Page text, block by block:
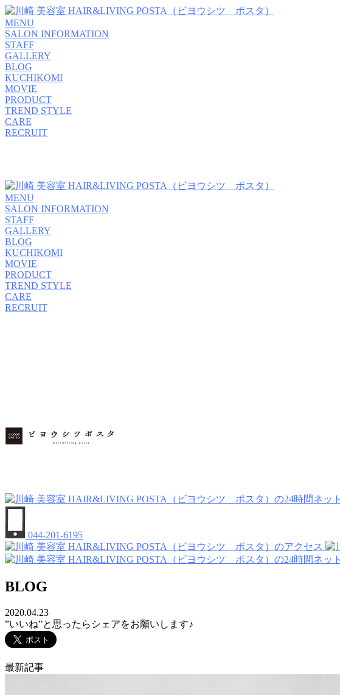
MENU
SALON INFORMATION
STAFF
GALLERY
BLOG
KUCHIKOMI
MOVIE
PRODUCT
TREND STYLE
CARE
RECRUIT
MENU
SALON INFORMATION
STAFF
GALLERY
BLOG
KUCHIKOMI
MOVIE
PRODUCT
TREND STYLE
CARE
RECRUIT
044-201-6195
BLOG
2020.04.23
”いいね”と思ったらシェアをお願いします♪
最新記事